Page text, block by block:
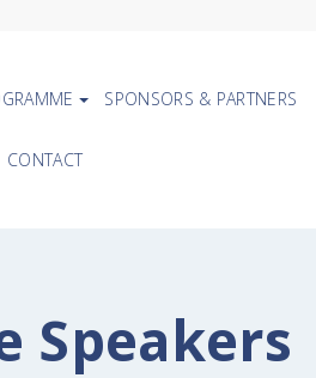
SPONSORS & PARTNERS
CONTACT
Speakers